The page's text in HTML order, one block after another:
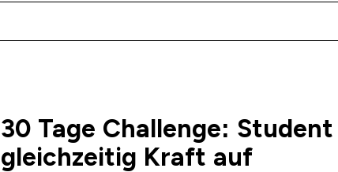
30 Tage Challenge:
gleichzeitig Kraft auf